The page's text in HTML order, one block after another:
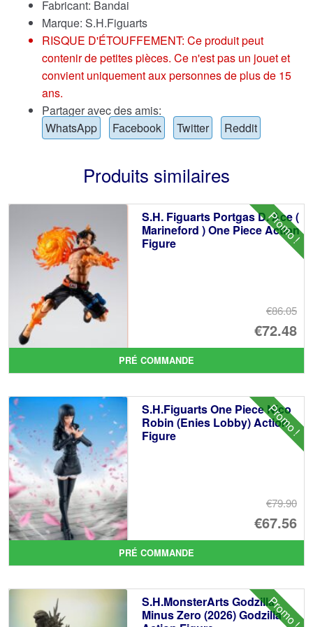
Fabricant: Bandai
Marque: S.H.Figuarts
RISQUE D'ÉTOUFFEMENT: Ce produit peut
contenir de petites pièces. Ce n'est pas un jouet et
convient uniquement aux personnes de plus de 15
ans.
Partager avec des amis:
WhatsApp
Facebook Twitter Reddit
Produits similaires
Promo !
S.H. Figuarts Portgas D. Ace (
Marineford ) One Piece Action
Figure
€86.05
Le
€72.48
Le
PRÉ COMMANDE
Promo !
S.H.Figuarts One Piece Nico
Robin (Enies Lobby) Action
Figure
€79.90
Le
€67.56
Le
PRÉ COMMANDE
Promo !
S.H.MonsterArts Godzilla
Minus Zero (2026) Godzilla